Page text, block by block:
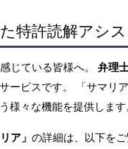
特許読解アシ
じている皆様へ。 弁理
ービスです。 「サマリ
様々な機能を提供しま
ア」 の詳細は、以下をご